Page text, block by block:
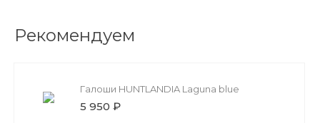
Рекомендуем
Галоши HUNTLANDIA Laguna blue
5 950 ₽